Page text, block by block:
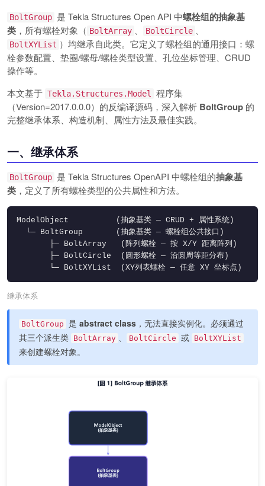
BoltGroup 是 Tekla Structures Open API 中螺栓组的抽象基
类 ，所有螺栓对象（ BoltArray 、 BoltCircle 、
BoltXYList ）均继承自此类。它定义了螺栓组的通用接口：螺
栓参数配置、垫圈/螺母/螺栓类型设置、孔位坐标管理、CRUD
操作等。
本文基于 Tekla.Structures.Model 程序集
（Version=2017.0.0.0）的反编译源码，深入解析 BoltGroup 的
完整继承体系、构造机制、属性方法及最佳实践。
一、继承体系
BoltGroup 是 Tekla Structures OpenAPI 中螺栓组的抽象基
类 ，定义了所有螺栓类型的公共属性和方法。
ModelObject          (抽象基类 — CRUD + 属性系统)
  └─ BoltGroup       (抽象基类 — 螺栓组公共接口)
       ├─ BoltArray   (阵列螺栓 — 按 X/Y 距离阵列)
       ├─ BoltCircle  (圆形螺栓 — 沿圆周等距分布)
       └─ BoltXYList  (XY列表螺栓 — 任意 XY 坐标点)
继承体系
BoltGroup 是 abstract class ，无法直接实例化。必须通过
其三个派生类 BoltArray 、 BoltCircle 或 BoltXYList
来创建螺栓对象。